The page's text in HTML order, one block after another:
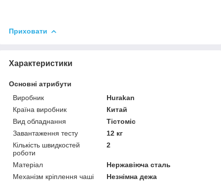
Приховати
Характеристики
Основні атрибути
Виробник
Hurakan
Країна виробник
Китай
Вид обладнання
Тістоміс
Завантаження тесту
12 кг
Кількість швидкостей
роботи
2
Матеріал
Нержавіюча сталь
Механізм кріплення чаші
Незнімна дежа